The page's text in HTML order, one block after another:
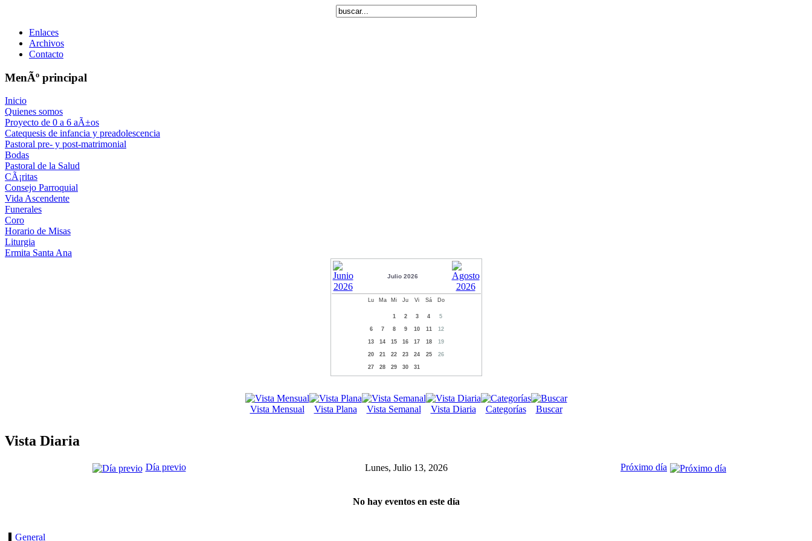
Enlaces
Archivos
Contacto
MenÃº principal
Inicio
Quienes somos
Proyecto de 0 a 6 aÃ±os
Catequesis de infancia y preadolescencia
Pastoral pre- y post-matrimonial
Bodas
Pastoral de la Salud
CÃ¡ritas
Consejo Parroquial
Vida Ascendente
Funerales
Coro
Horario de Misas
Liturgia
Ermita Santa Ana
Julio 2026
Lu Ma Mi Ju Vi Sá Do
1 2 3 4 5
6 7 8 9 10 11 12
13 14 15 16 17 18 19
20 21 22 23 24 25 26
27 28 29 30 31
Vista Mensual Vista Plana Vista Semanal Vista Diaria Categorías Buscar
Vista Diaria
Día previo Lunes, Julio 13, 2026 Próximo día
No hay eventos en este día
General